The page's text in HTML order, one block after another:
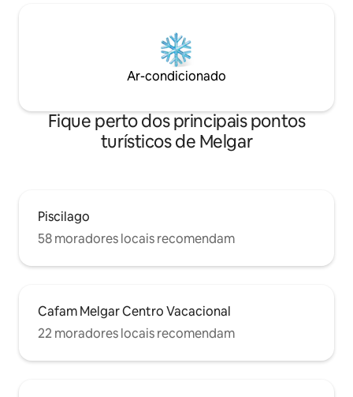
Ar-condicionado
Fique perto dos principais pontos
turísticos de Melgar
Piscilago
58 moradores locais recomendam
Cafam Melgar Centro Vacacional
22 moradores locais recomendam